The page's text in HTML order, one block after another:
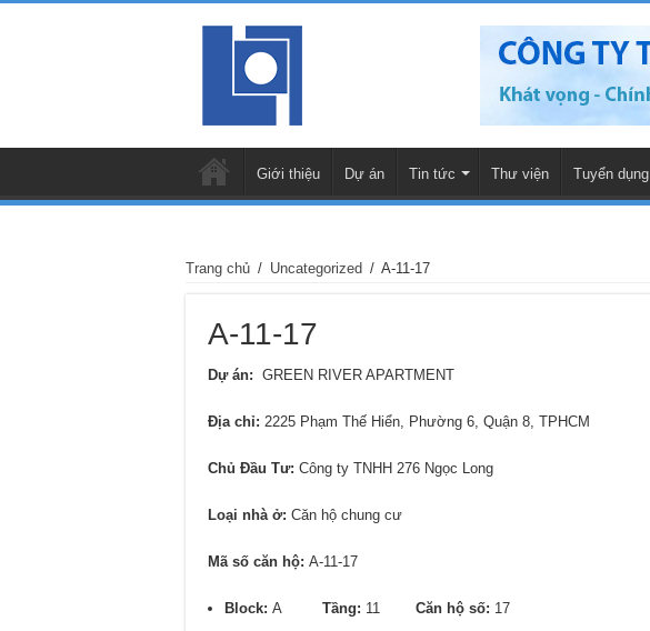
Giới thiệu Dự án Tin tức Thư viện Tuyển dụng
Trang chủ / Uncategorized / A-11-17
A-11-17
Dự án: GREEN RIVER APARTMENT
Địa chỉ: 2225 Phạm Thế Hiển, Phường 6, Quận 8, TPHCM
Chủ Đầu Tư: Công ty TNHH 276 Ngọc Long
Loại nhà ở: Căn hộ chung cư
Mã số căn hộ: A-11-17
Block: A Tầng: 11 Căn hộ số: 17